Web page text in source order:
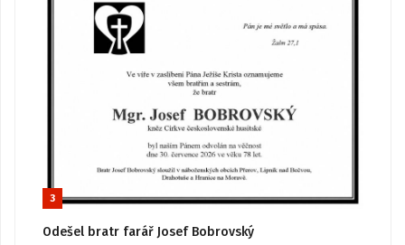
3
Odešel bratr farář Josef Bobrovský